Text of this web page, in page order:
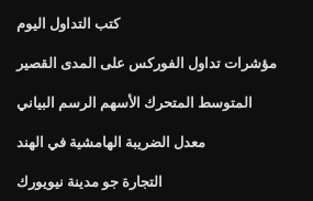
كتب التداول اليوم
مؤشرات تداول الفوركس على المدى القصير
المتوسط ​​المتحرك الأسهم الرسم البياني
معدل الضريبة الهامشية في الهند
التجارة جو مدينة نيويورك